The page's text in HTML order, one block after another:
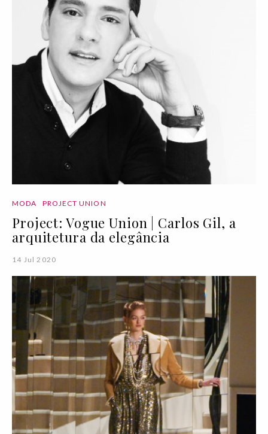
MODA PROJECT UNION
Project: Vogue Union | Carlos Gil, a
arquitetura da elegância
14 Jul 2020